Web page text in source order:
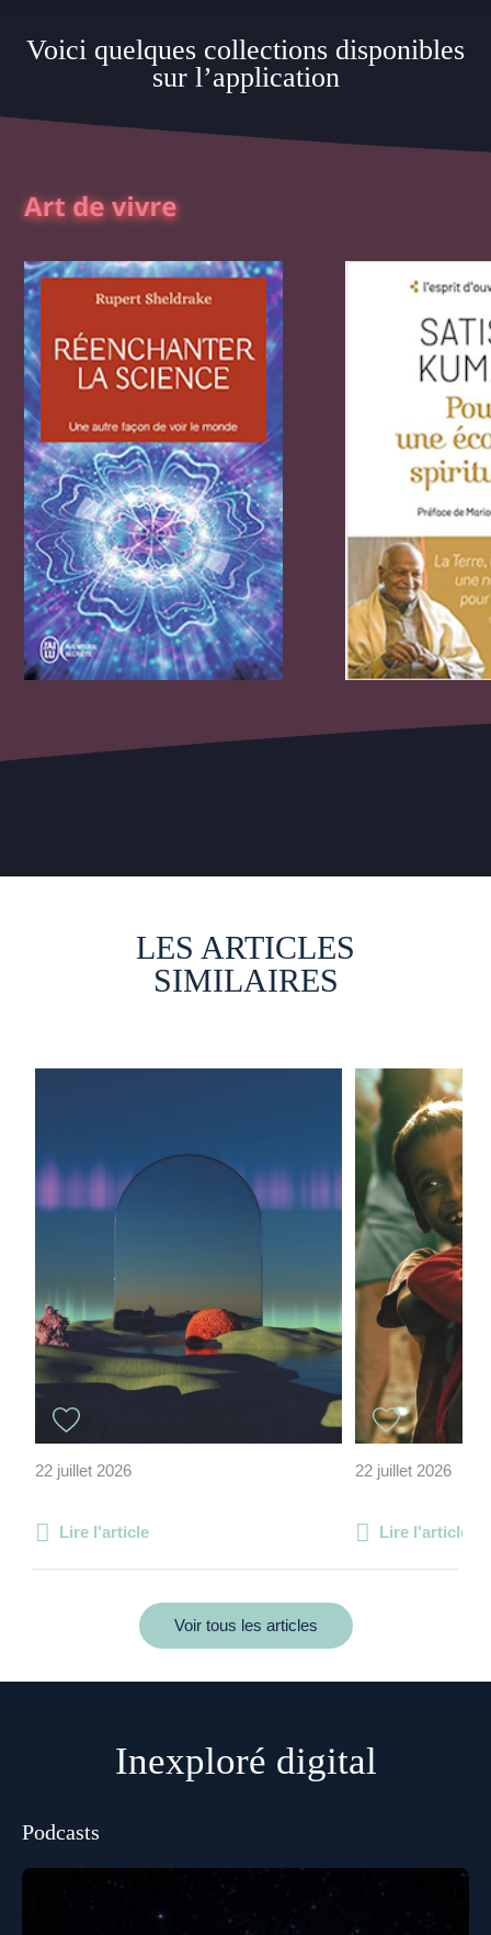
Voici quelques collections disponibles
sur l’application
LES ARTICLES
SIMILAIRES
22 juillet 2026
Lire l'article
22 juillet 2026
Lire l'article
Voir tous les articles
Inexploré digital
Podcasts